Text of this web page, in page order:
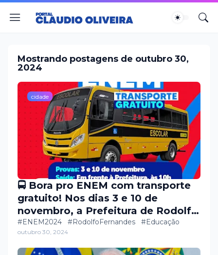
Mostrando postagens de outubro 30,
2024
cidade
🚍 Bora pro ENEM com transporte
gratuito! Nos dias 3 e 10 de
novembro, a Prefeitura de Rodolfo
Fernandes vai garantir o transporte
dos estudantes para as provas,
saindo às 10h em frente à
#ENEM2024 #RodolfoFernandes #Educação
outubro 30, 2024